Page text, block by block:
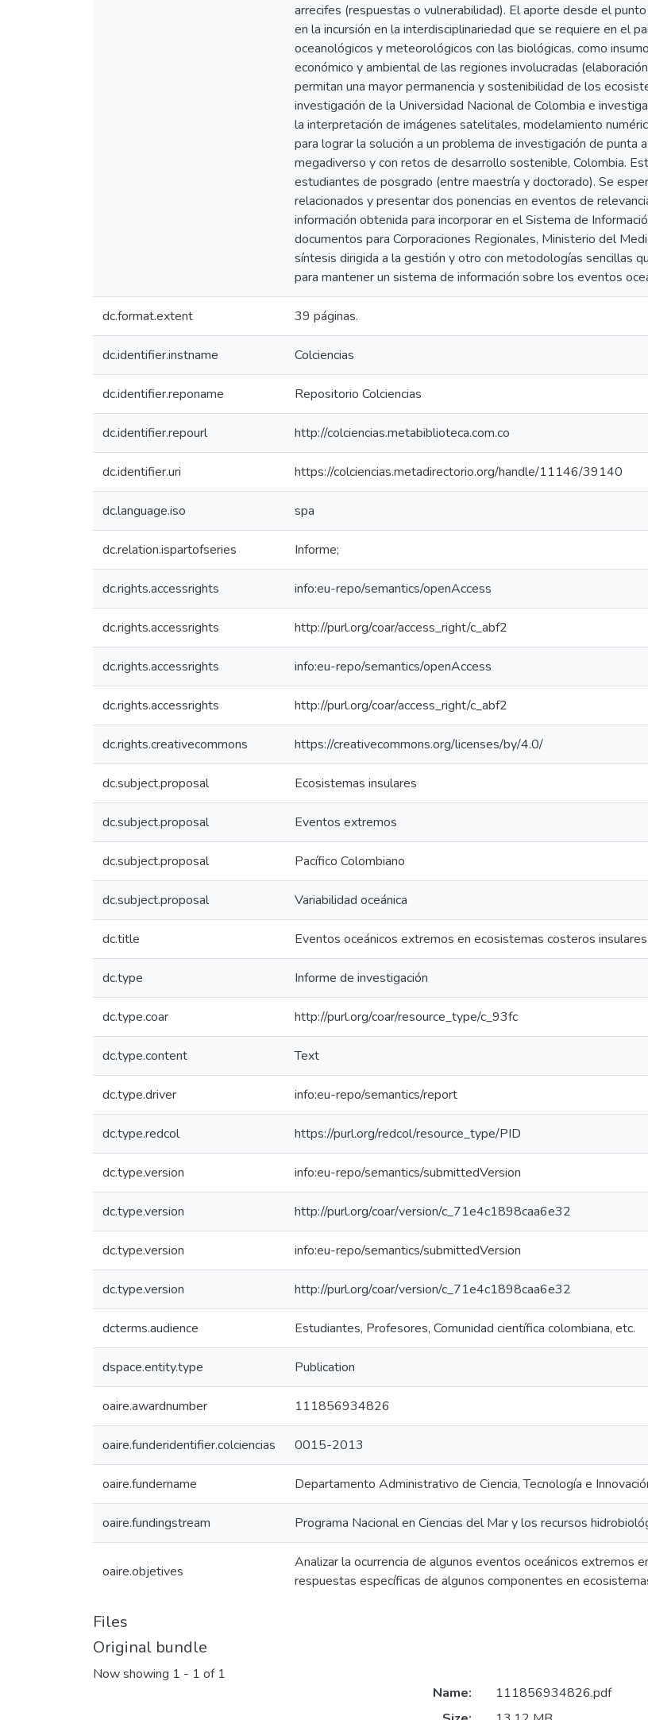
arrecifes (respuestas o vulnerabilidad). El aporte desde el
en la incursión en la interdisciplinariedad que se requiere en el
oceanológicos y meteorológicos con las biológicas, como
económico y ambiental de las regiones involucradas
permitan una mayor permanencia y sostenibilidad de los
investigación de la Universidad Nacional de Colombia e
la interpretación de imágenes satelitales, modelamiento
para lograr la solución a un problema de investigación de punta
megadiverso y con retos de desarrollo sostenible, Colombia.
estudiantes de posgrado (entre maestría y doctorado). Se
relacionados y presentar dos ponencias en eventos de
información obtenida para incorporar en el Sistema de
documentos para Corporaciones Regionales, Ministerio del
síntesis dirigida a la gestión y otro con metodologías sencillas
para mantener un sistema de información sobre los eventos
dc.format.extent 39 páginas.
dc.identifier.instname Colciencias
dc.identifier.reponame Repositorio Colciencias
dc.identifier.repourl http://colciencias.metabiblioteca.com.co
dc.identifier.uri https://colciencias.metadirectorio.org/handle/11146/39140
dc.language.iso spa
dc.relation.ispartofseries Informe;
dc.rights.accessrights info:eu-repo/semantics/openAccess
dc.rights.accessrights http://purl.org/coar/access_right/c_abf2
dc.rights.accessrights info:eu-repo/semantics/openAccess
dc.rights.accessrights http://purl.org/coar/access_right/c_abf2
dc.rights.creativecommons https://creativecommons.org/licenses/by/4.0/
dc.subject.proposal Ecosistemas insulares
dc.subject.proposal Eventos extremos
dc.subject.proposal Pacífico Colombiano
dc.subject.proposal Variabilidad oceánica
dc.title Eventos oceánicos extremos en ecosistemas costeros
dc.type Informe de investigación
dc.type.coar http://purl.org/coar/resource_type/c_93fc
dc.type.content Text
dc.type.driver info:eu-repo/semantics/report
dc.type.redcol https://purl.org/redcol/resource_type/PID
dc.type.version info:eu-repo/semantics/submittedVersion
dc.type.version http://purl.org/coar/version/c_71e4c1898caa6e32
dc.type.version info:eu-repo/semantics/submittedVersion
dc.type.version http://purl.org/coar/version/c_71e4c1898caa6e32
dcterms.audience Estudiantes, Profesores, Comunidad científica colombiana, etc.
dspace.entity.type Publication
oaire.awardnumber 111856934826
oaire.funderidentifier.colciencias 0015-2013
oaire.fundername Departamento Administrativo de Ciencia, Tecnología e
oaire.fundingstream Programa Nacional en Ciencias del Mar y los recursos
oaire.objetives
Analizar la ocurrencia de algunos eventos oceánicos extremos
respuestas específicas de algunos componentes en
Files
Original bundle
Now showing 1 - 1 of 1
Name:
111856934826.pdf